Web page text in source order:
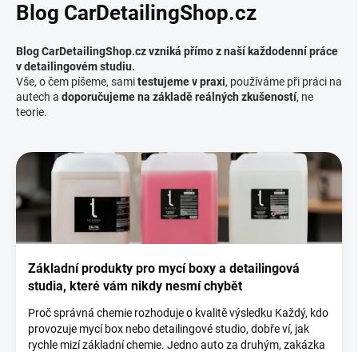
Blog CarDetailingShop.cz
Blog CarDetailingShop.cz vzniká přímo z naší každodenní práce
v detailingovém studiu.
Vše, o čem píšeme, samitestujeme v praxi, používáme při práci na
autech a doporučujeme na základě reálných zkušeností, ne
teorie.
ý
p
i
s
č
l
Základní produkty pro mycí boxy a detailingová
studia, které vám nikdy nesmí chybět
Proč správná chemie rozhoduje o kvalitě výsledku Každý, kdo
provozuje mycí box nebo detailingové studio, dobře ví, jak
rychle mizí základní chemie. Jedno auto za druhým, zakázka